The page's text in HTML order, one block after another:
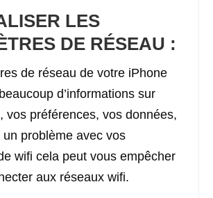
LES
DE RÉSEAU :
de réseau de votre iPhone
d’informations sur
vos préférences, vos données,
problème avec vos
wifi cela peut vous empêcher
aux réseaux wifi.